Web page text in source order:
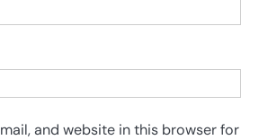
and website in this browser for